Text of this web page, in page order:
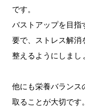
です。
バストアップを目指
要で、ストレス解消
整えるようにしまし
他にも栄養バランス
取ることが大切です。